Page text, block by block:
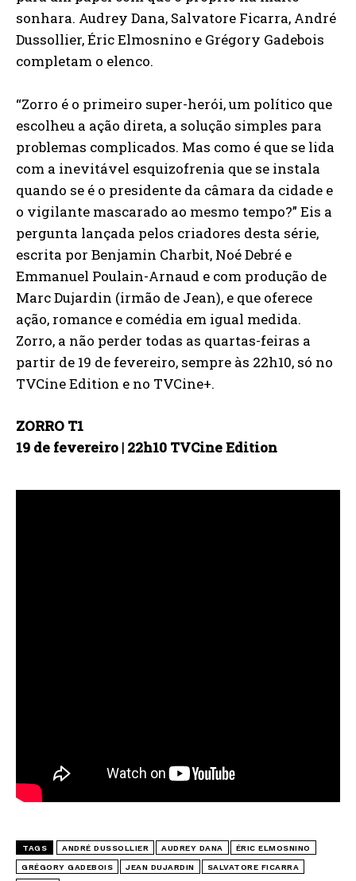
sonhara. Audrey Dana, Salvatore Ficarra, André
Dussollier, Éric Elmosnino e Grégory Gadebois
completam o elenco.
“Zorro é o primeiro super-herói, um político que
escolheu a ação direta, a solução simples para
problemas complicados. Mas como é que se lida
com a inevitável esquizofrenia que se instala
quando se é o presidente da câmara da cidade e
o vigilante mascarado ao mesmo tempo?” Eis a
pergunta lançada pelos criadores desta série,
escrita por Benjamin Charbit, Noé Debré e
Emmanuel Poulain-Arnaud e com produção de
Marc Dujardin (irmão de Jean), e que oferece
ação, romance e comédia em igual medida.
Zorro, a não perder todas as quartas-feiras a
partir de 19 de fevereiro, sempre às 22h10, só no
TVCine Edition e no TVCine+.
ZORRO T1
19 de fevereiro | 22h10 TVCine Edition
TAGS ANDRÉ DUSSOLLIER AUDREY DANA ÉRIC ELMOSNINO
GRÉGORY GADEBOIS JEAN DUJARDIN SALVATORE FICARRA